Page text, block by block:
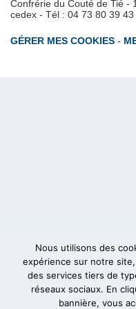
Confrérie du Couté de Tié -
cedex - Tél : 04 73 80 39
GÉRER MES COOKIES -
Nous utilisons des
expérience sur notre
des services tiers de
réseaux sociaux. En
bannière, vous